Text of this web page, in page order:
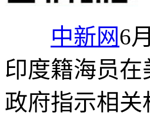
中新网6
印度籍海员
政府指示相